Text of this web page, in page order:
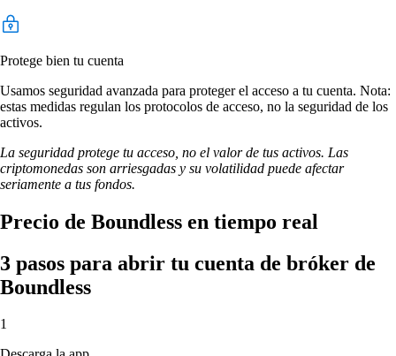
Protege bien tu cuenta
Usamos seguridad avanzada para proteger el acceso a tu cuenta. Nota:
estas medidas regulan los protocolos de acceso, no la seguridad de los
activos.
La seguridad protege tu acceso, no el valor de tus activos. Las
criptomonedas son arriesgadas y su volatilidad puede afectar
seriamente a tus fondos.
Precio de Boundless en tiempo real
3 pasos para abrir tu cuenta de bróker de
Boundless
1